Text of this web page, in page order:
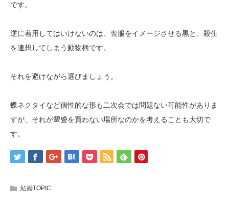
です。
逆に着用してはいけないのは、喪服をイメージさせる黒と、殺生
を連想してしまう動物柄です。
それを避けながら選びましょう。
蝶ネクタイなど個性的な形も二次会では問題ない可能性がありま
すが、それが顰蹙を買わない場所なのかを考えることも大切で
す。
結婚TOPIC